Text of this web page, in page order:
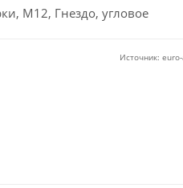
M12, Гнездо, угловое
Источник: